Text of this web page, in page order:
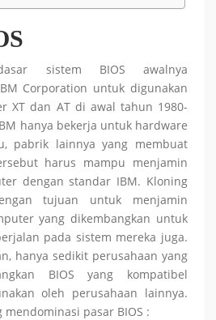
sistem BIOS awalnya
Corporation untuk digunakan
XT dan AT di awal tahun 1980-
hanya bekerja untuk hardware
pabrik lainnya yang membuat
harus mampu menjamin
dengan standar IBM. Kloning
tujuan untuk menjamin
yang dikembangkan untuk
pada sistem mereka juga.
hanya sedikit perusahaan yang
BIOS yang kompatibel
oleh perusahaan lainnya.
pasar BIOS :